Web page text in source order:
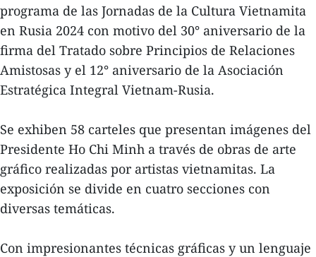
programa de las Jornadas de la Cultura Vietnamita
en Rusia 2024 con motivo del 30° aniversario de la
firma del Tratado sobre Principios de Relaciones
Amistosas y el 12° aniversario de la Asociación
Estratégica Integral Vietnam-Rusia.
Se exhiben 58 carteles que presentan imágenes del
Presidente Ho Chi Minh a través de obras de arte
gráfico realizadas por artistas vietnamitas. La
exposición se divide en cuatro secciones con
diversas temáticas.
Con impresionantes técnicas gráficas y un lenguaje